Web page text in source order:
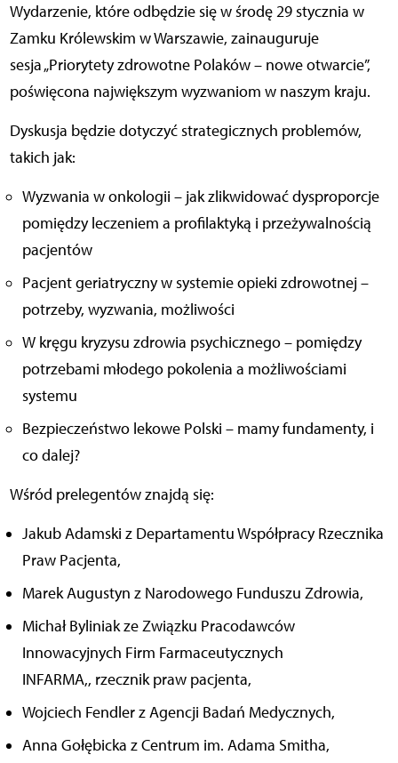
Wydarzenie, które odbędzie się w środę 29 stycznia w
Zamku Królewskim w Warszawie, zainauguruje
sesja „Priorytety zdrowotne Polaków – nowe otwarcie”,
poświęcona największym wyzwaniom w naszym kraju.
Dyskusja będzie dotyczyć strategicznych problemów,
takich jak:
Wyzwania w onkologii – jak zlikwidować dysproporcje
pomiędzy leczeniem a profilaktyką i przeżywalnością
pacjentów
Pacjent geriatryczny w systemie opieki zdrowotnej –
potrzeby, wyzwania, możliwości
W kręgu kryzysu zdrowia psychicznego – pomiędzy
potrzebami młodego pokolenia a możliwościami
systemu
Bezpieczeństwo lekowe Polski – mamy fundamenty, i
co dalej?
Wśród prelegentów znajdą się:
Jakub Adamski z Departamentu Współpracy Rzecznika
Praw Pacjenta,
Marek Augustyn z Narodowego Funduszu Zdrowia,
Michał Byliniak ze Związku Pracodawców
Innowacyjnych Firm Farmaceutycznych
INFARMA,, rzecznik praw pacjenta,
Wojciech Fendler z Agencji Badań Medycznych,
Anna Gołębicka z Centrum im. Adama Smitha,